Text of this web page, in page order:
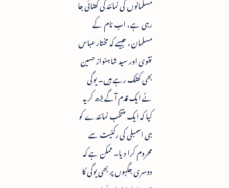
مسلمانوں کی نمائندگی گھٹائی جا
رہی ہے ، اب نام کے
مسلمان ، جیسے کہ مختار عباس
نقوی اور سید شاہنواز حسین
بھی کھٹک رہے ہیں۔ یوگی
نے ایک قدم آگے بڑھ کر یہ
کیا کہ ایک منتخب نمائندے کو
ہی اسمبلی کی رکنیت سے
محروم کرا دیا۔ ممکن ہے کہ
دوسری جگہوں پر بھی یوگی کا